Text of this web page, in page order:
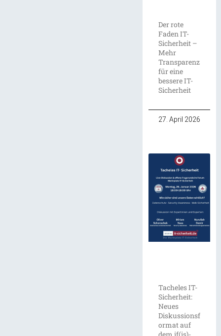
Der rote
Faden IT-
Sicherheit –
Mehr
Transparenz
für eine
bessere IT-
Sicherheit
27. April 2026
Tacheles IT-
Sicherheit:
Neues
Diskussionsf
ormat auf